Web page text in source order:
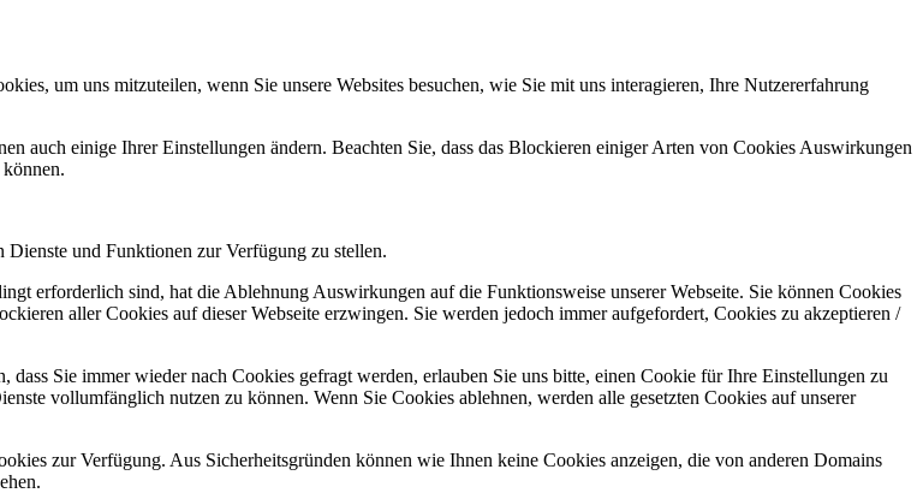
um uns mitzuteilen, wenn Sie unsere Websites besuchen, wie Sie mit uns interagieren, Ihre Nutzererfahrung
auch einige Ihrer Einstellungen ändern. Beachten Sie, dass das Blockieren einiger Arten von Cookies Auswirkungen
und Funktionen zur Verfügung zu stellen.
erforderlich sind, hat die Ablehnung Auswirkungen auf die Funktionsweise unserer Webseite. Sie können Cookies
aller Cookies auf dieser Webseite erzwingen. Sie werden jedoch immer aufgefordert, Cookies zu akzeptieren /
Sie immer wieder nach Cookies gefragt werden, erlauben Sie uns bitte, einen Cookie für Ihre Einstellungen zu
vollumfänglich nutzen zu können. Wenn Sie Cookies ablehnen, werden alle gesetzten Cookies auf unserer
zur Verfügung. Aus Sicherheitsgründen können wie Ihnen keine Cookies anzeigen, die von anderen Domains